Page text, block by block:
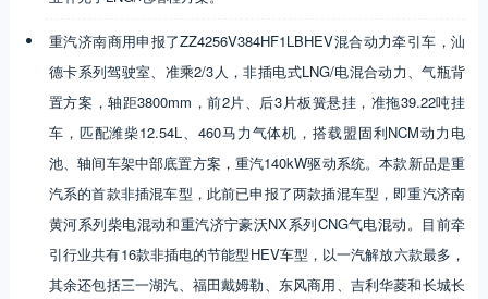
重汽济南商用申报了ZZ4256V384HF1LBHEV混合动力牵引车，汕
德卡系列驾驶室、准乘2/3人，非插电式LNG/电混合动力、气瓶背
置方案，轴距3800mm，前2片、后3片板簧悬挂，准拖39.22吨挂
车，匹配潍柴12.54L、460马力气体机，搭载盟固利NCM动力电
池、轴间车架中部底置方案，重汽140kW驱动系统。本款新品是重
汽系的首款非插混车型，此前已申报了两款插混车型，即重汽济南
黄河系列柴电混动和重汽济宁豪沃NX系列CNG气电混动。目前牵
引行业共有16款非插电的节能型HEV车型，以一汽解放六款最多，
其余还包括三一湖汽、福田戴姆勒、东风商用、吉利华菱和长城长